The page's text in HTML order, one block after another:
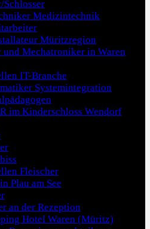
Schlosser
Medizintechnik
Müritzregion
Mechatroniker in Waren
IT-Branche
Systemintegration
im Kinderschloss Wendorf
Fleischer
Plau am See
an der Rezeption
Hotel Waren (Müritz)